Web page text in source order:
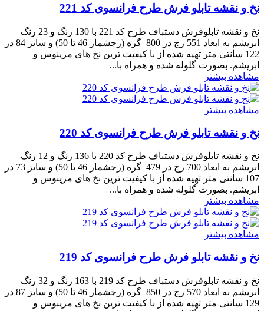
نخ و نقشه تابلو فرش طرح فرانسوی کد 221
نخ و نقشه تابلوفرش دستباف طرح کد 221 با 130 رنگ و 23 رنگ
ابریشم به ابعاد 551 رج در 800 گره (رجشمار 46 تا 50) و سایز 84 در
122 سانتی متر تهیه شده از با کیفیت ترین نخ های مرینوس و
ابریشم. بصورت گلوله شده و همراه با...
مشاهده بیشتر
مشاهده بیشتر
نخ و نقشه تابلو فرش طرح فرانسوی کد 220
نخ و نقشه تابلوفرش دستباف طرح کد 220 با 136 رنگ و 12 رنگ
ابریشم به ابعاد 700 رج در 479 گره (رجشمار 46 تا 50) و سایز 73 در
107 سانتی متر تهیه شده از با کیفیت ترین نخ های مرینوس و
ابریشم. بصورت گلوله شده و همراه با...
مشاهده بیشتر
مشاهده بیشتر
نخ و نقشه تابلو فرش طرح فرانسوی کد 219
نخ و نقشه تابلوفرش دستباف طرح کد 219 با 163 رنگ و 32 رنگ
ابریشم به ابعاد 570 رج در 850 گره (رجشمار 46 تا 50) و سایز 87 در
129 سانتی متر تهیه شده از با کیفیت ترین نخ های مرینوس و